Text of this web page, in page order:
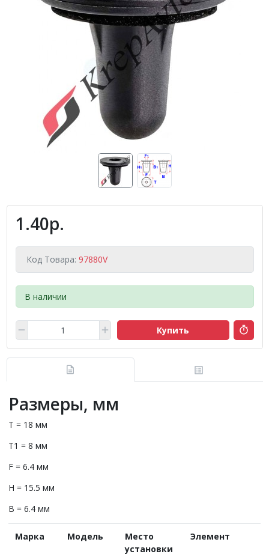
1.40р.
Код Товара: 97880V
В наличии
Купить
Размеры, мм
T = 18 мм
T1 = 8 мм
F = 6.4 мм
H = 15.5 мм
B = 6.4 мм
Марка Модель
Место
установки
Элемент